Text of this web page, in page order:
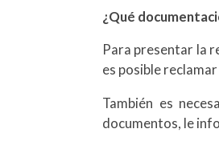
¿Qué
Para presentar la
es posible
También es
documentos, le